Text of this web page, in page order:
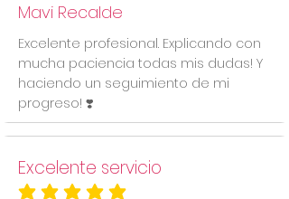
Mavi Recalde
Excelente profesional. Explicando con
mucha paciencia todas mis dudas! Y
haciendo un seguimiento de mi
progreso! ❣️
Excelente servicio